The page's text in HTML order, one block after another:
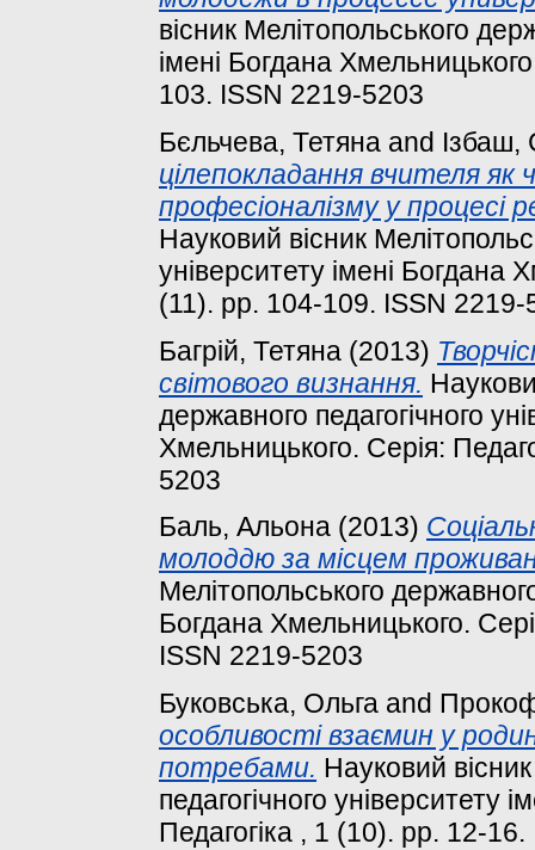
вісник Мелітопольського
імені Богдана
103. ISSN 2219-5203
Бєльчева, Тетяна and Ізбаш,
цілепокладання вчителя як
професіоналізму у процесі
Науковий вісник
університету імені Богдана
(11). pp. 104-109. ISSN 2219-
Багрій, Тетяна (2013)
світового визнання.
державного педагогічного
Хмельницького. Серія:
5203
Баль, Альона (2013)
молоддю за місцем
Мелітопольського
Богдана Хмельницького.
ISSN 2219-5203
Буковська, Ольга and
особливості взаємин у
потребами. Науковий
педагогічного університету
Педагогіка , 1 (10). pp. 12-